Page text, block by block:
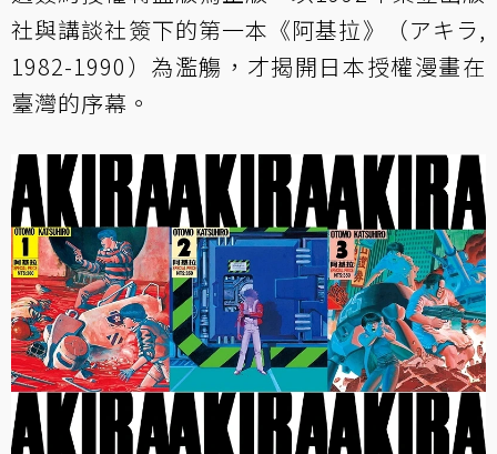
社與講談社簽下的第一本 《阿基拉》
（アキラ,
1982-1990）為濫觴，才揭開日本授權漫畫在
臺灣的序幕。